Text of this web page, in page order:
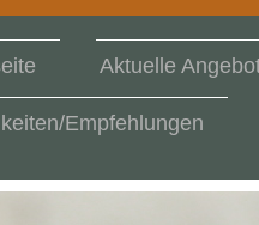
Aktuelle
Empfehlungen